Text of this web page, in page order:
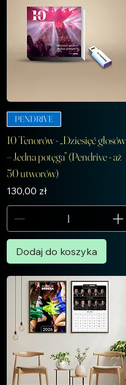
PENDRIVE
10 Tenorów - „Dziesięć głosów
– Jedna potęga” (Pendrive - aż
50 utworów)
Cena
130,00 zł
Dodaj do koszyka